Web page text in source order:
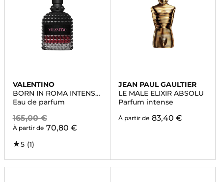
VALENTINO
BORN IN ROMA INTENSE
UOMO
Eau de parfum
165,00 €
À partir de 70,80 €
5 (1)
JEAN PAUL GAULTIER
LE MALE ELIXIR ABSOLU
Parfum intense
À partir de 83,40 €